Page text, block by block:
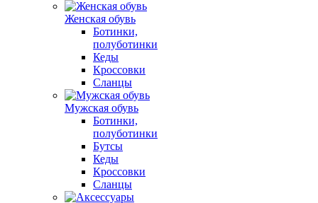
Женская обувь
Ботинки,
полуботинки
Кеды
Кроссовки
Сланцы
Мужская обувь
Ботинки,
полуботинки
Бутсы
Кеды
Кроссовки
Сланцы